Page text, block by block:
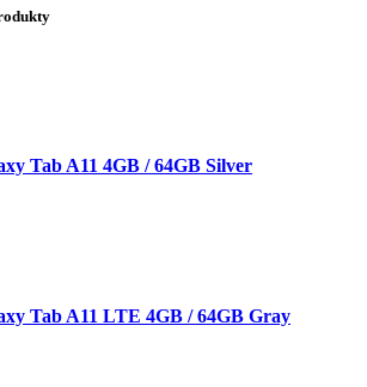
Tab A11 4GB / 64GB Silver
Tab A11 LTE 4GB / 64GB Gray